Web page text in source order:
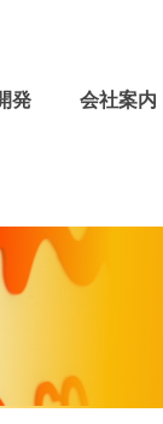
発 会社案内